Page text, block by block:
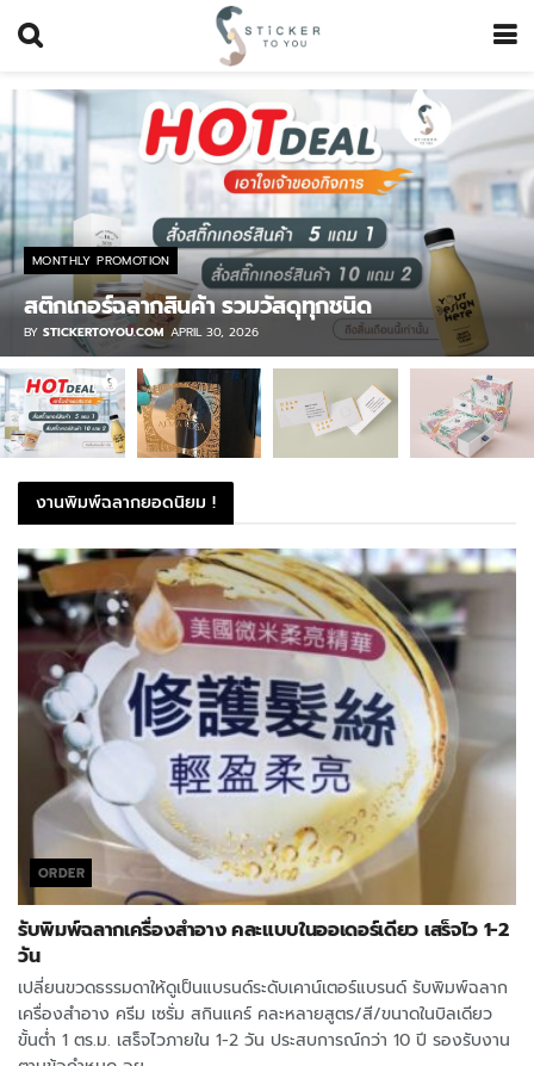
MONTHLY PROMOTION
สติกเกอร์ฉลากสินค้า รวมวัสดุทุกชนิด
BY STICKERTOYOU.COM APRIL 30, 2026
งานพิมพ์ฉลากยอดนิยม !
ORDER
รับพิมพ์ฉลากเครื่องสำอาง คละแบบในออเดอร์เดียว เสร็จไว 1-2
วัน
เปลี่ยนขวดธรรมดาให้ดูเป็นแบรนด์ระดับเคาน์เตอร์แบรนด์ รับพิมพ์ฉลาก
เครื่องสำอาง ครีม เซรั่ม สกินแคร์ คละหลายสูตร/สี/ขนาดในบิลเดียว
ขั้นต่ำ 1 ตร.ม. เสร็จไวภายใน 1-2 วัน ประสบการณ์กว่า 10 ปี รองรับงาน